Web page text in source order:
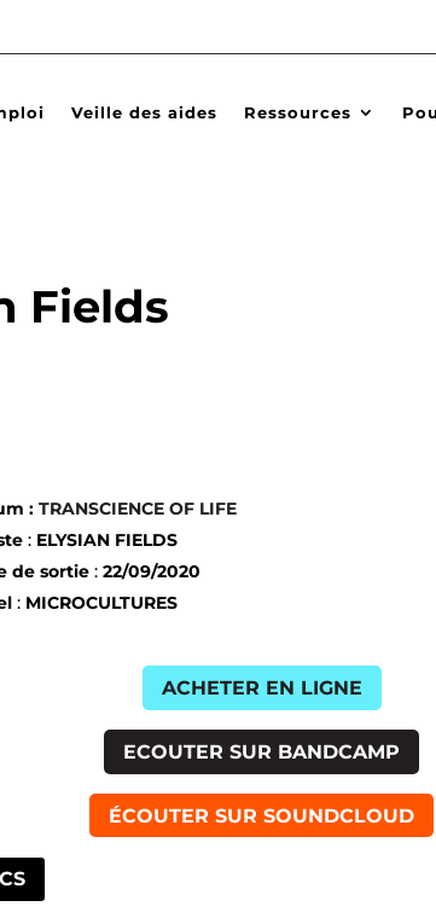
Veille des aides Ressources
Fields
:TRANSCIENCE OF LIFE
: ELYSIAN FIELDS
de sortie :22/09/2020
: MICROCULTURES
ACHETER EN LIGNE
ECOUTER SUR BANDCAMP
ÉCOUTER SUR SOUNDCLOUD